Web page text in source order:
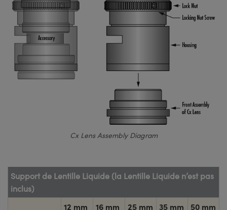
Cx Lens Assembly Diagram
Support de Lentille Liquide (la Lentille Liquide n’est pas
inclus)
12 mm 16 mm 25 mm 35 mm 50 mm